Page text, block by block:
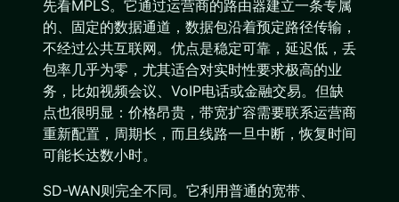
先看MPLS。它通过运营商的路由器建立一条专属
的、固定的数据通道，数据包沿着预定路径传输，
不经过公共互联网。优点是稳定可靠，延迟低，丢
包率几乎为零，尤其适合对实时性要求极高的业
务，比如视频会议、VoIP电话或金融交易。但缺
点也很明显：价格昂贵，带宽扩容需要联系运营商
重新配置，周期长，而且线路一旦中断，恢复时间
可能长达数小时。
SD-WAN则完全不同。它利用普通的宽带、